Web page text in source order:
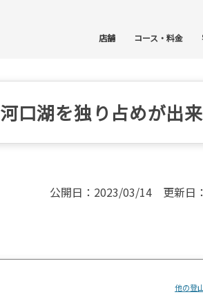
店舗 コース・料金
口湖を独り占めが出
公開日：2023/03/14 更新日
他の登